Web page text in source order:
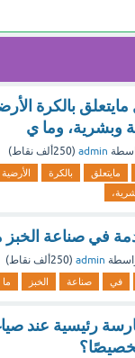
مايتعلق بالكرة
وبشرية، وما ي
admin
(250ألف نقاط)
مايتعلق بالكرة الأرضية
في صناعة الخبز
admin
(250ألف نقاط)
في صناعة الخبز ما